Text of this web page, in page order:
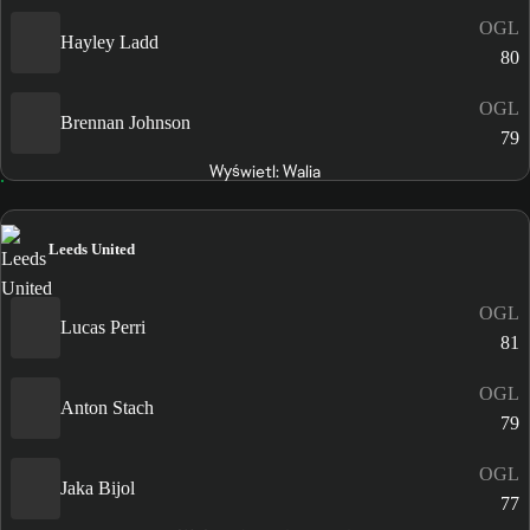
Hayley Ladd
OGL
80
Brennan Johnson
OGL
79
Wyświetl: Walia
Leeds United
Lucas Perri
OGL
81
Anton Stach
OGL
79
Jaka Bijol
OGL
77